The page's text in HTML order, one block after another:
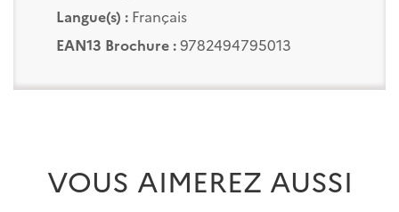
Langue(s) :Français
EAN13 Brochure :9782494795013
VOUS AIMEREZ AUSSI